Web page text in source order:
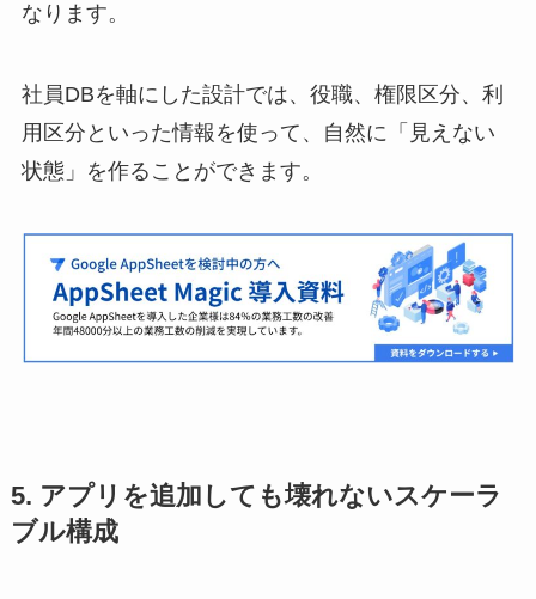
なります。
社員DBを軸にした設計では、役職、権限区分、利
用区分といった情報を使って、自然に「見えない
状態」を作ることができます。
5. アプリを追加しても壊れないスケーラ
ブル構成